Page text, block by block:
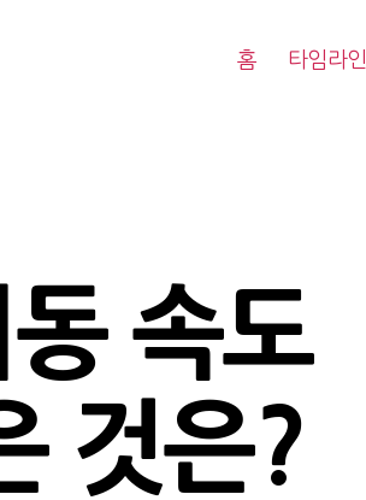
홈 타임라인
속도
것은?